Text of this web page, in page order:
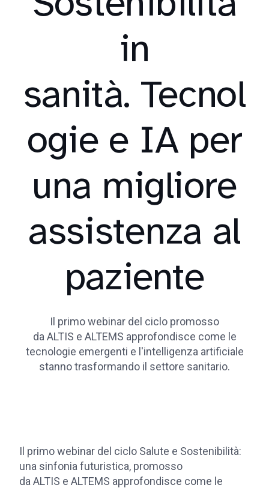
in
sanità. Tecnol
ogie e IA per
una migliore
assistenza al
paziente
Il primo webinar del ciclo promosso
da ALTIS e ALTEMS approfondisce come le
tecnologie emergenti e l'intelligenza artificiale
stanno trasformando il settore sanitario.
Il primo webinar del ciclo Salute e Sostenibilità:
una sinfonia futuristica, promosso
da ALTIS e ALTEMS approfondisce come le